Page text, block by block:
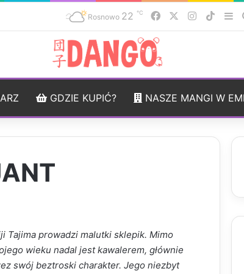
Rosnowo 22 ℃ FacebookInstagram
GDZIE KUPIĆ? NASZE MANGI W
Tajima prowadzi malutki sklepik. Mimo
wieku nadal jest kawalerem, głównie
swój beztroski charakter. Jego niezbyt